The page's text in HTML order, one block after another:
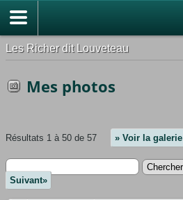
Les Richer dit Louveteau
Mes photos
Résultats 1 à 50 de 57 » Voir la galerie
Suivant»